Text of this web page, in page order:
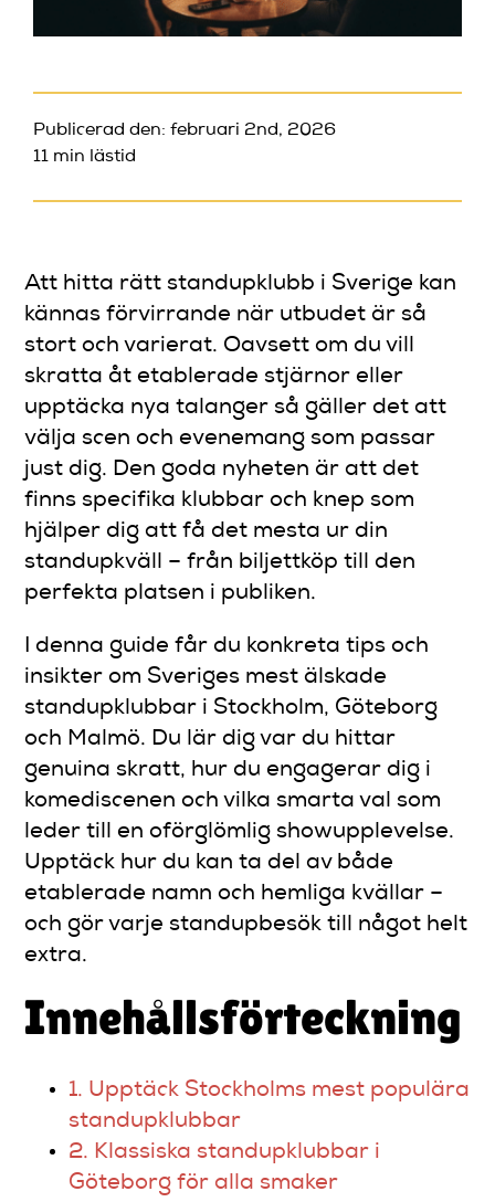
Publicerad den: februari 2nd, 2026
11 min lästid
Att hitta rätt standupklubb i Sverige kan
kännas förvirrande när utbudet är så
stort och varierat. Oavsett om du vill
skratta åt etablerade stjärnor eller
upptäcka nya talanger så gäller det att
välja scen och evenemang som passar
just dig. Den goda nyheten är att det
finns specifika klubbar och knep som
hjälper dig att få det mesta ur din
standupkväll – från biljettköp till den
perfekta platsen i publiken.
I denna guide får du konkreta tips och
insikter om Sveriges mest älskade
standupklubbar i Stockholm, Göteborg
och Malmö. Du lär dig var du hittar
genuina skratt, hur du engagerar dig i
komediscenen och vilka smarta val som
leder till en oförglömlig showupplevelse.
Upptäck hur du kan ta del av både
etablerade namn och hemliga kvällar –
och gör varje standupbesök till något helt
extra.
Innehållsförteckning
1. Upptäck Stockholms mest populära
standupklubbar
2. Klassiska standupklubbar i
Göteborg för alla smaker